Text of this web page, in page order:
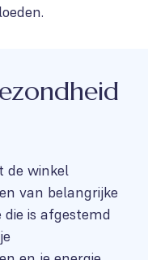
de winkel
van belangrijke
is afgestemd